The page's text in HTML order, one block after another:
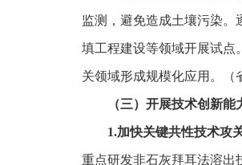
监测，避免造成土壤污染
填工程建设等领域开展试点
关领域形成规模化应用。（
（三）开展技术创新能
1.加快关键共性技术攻关
重点研发非石灰拜耳法溶出